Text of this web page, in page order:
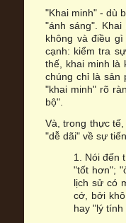
"Khai minh" - dù
"ánh sáng".
không và điều
cạnh: kiểm tra
thế, khai minh là
chúng chỉ là sản
"khai minh" rõ
bộ".
Và, trong thực
"dễ dãi" về sự
1. Nói đến
"tốt hơn";
lịch sử có
cớ, bởi
hay "lý